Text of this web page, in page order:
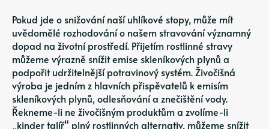
Pokud jde o snižování naší uhlíkové stopy, může mít
uvědomělé rozhodování o našem stravování významný
dopad na životní prostředí. Přijetím rostlinné stravy
můžeme výrazně snížit emise skleníkových plynů a
podpořit udržitelnější potravinový systém. Živočišná
výroba je jedním z hlavních přispěvatelů k emisím
skleníkových plynů, odlesňování a znečištění vody.
Řekneme-li ne živočišným produktům a zvolíme-li
„kinder talíř“ plný rostlinných alternativ, můžeme snížit